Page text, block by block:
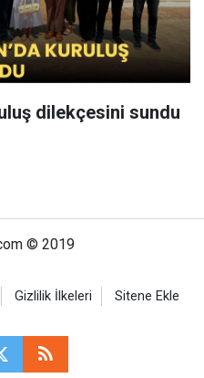
dilekçesini sundu
© 2019
Gizlilik İlkeleri Sitene Ekle